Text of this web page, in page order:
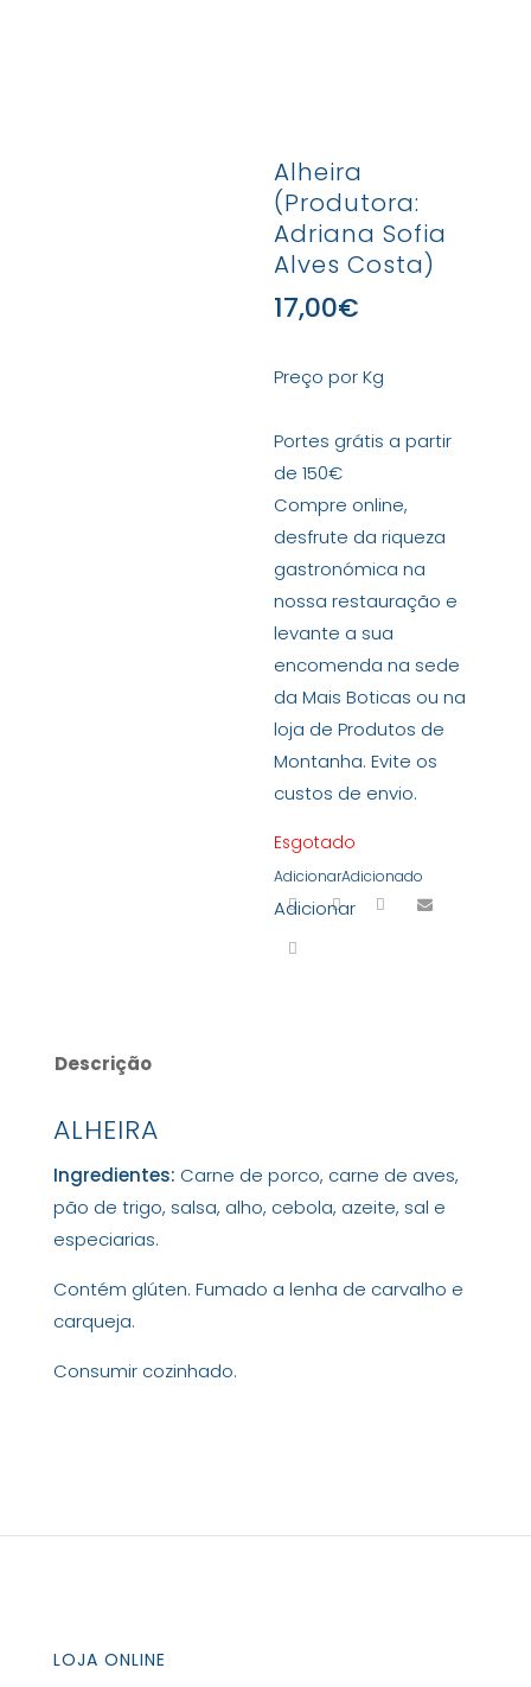
Alheira
(Produtora:
Adriana Sofia
Alves Costa)
17,00€
Preço por Kg
Portes grátis a partir
de 150€
Compre online,
desfrute da riqueza
gastronómica na
nossa restauração e
levante a sua
encomenda na sede
da Mais Boticas ou na
loja de Produtos de
Montanha. Evite os
custos de envio.
Esgotado
AdicionarAdicionado
Adicionar
Descrição
ALHEIRA
Ingredientes: Carne de porco, carne de aves,
pão de trigo, salsa, alho, cebola, azeite, sal e
especiarias.
Contém glúten. Fumado a lenha de carvalho e
carqueja.
Consumir cozinhado.
LOJA ONLINE